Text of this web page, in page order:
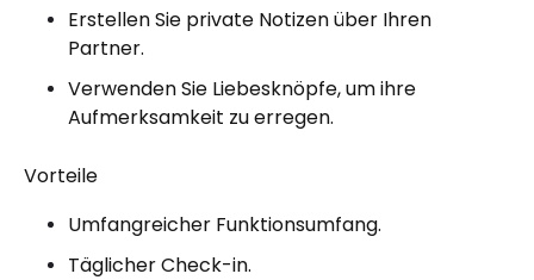
Erstellen Sie private Notizen über Ihren
Partner.
Verwenden Sie Liebesknöpfe, um ihre
Aufmerksamkeit zu erregen.
Vorteile
Umfangreicher Funktionsumfang.
Täglicher Check-in.